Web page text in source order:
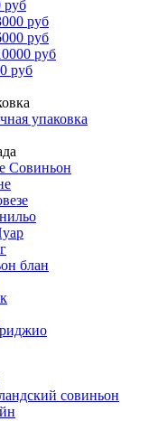
руб
руб
руб
руб
руб
упаковка
Совиньон
блан
совиньон